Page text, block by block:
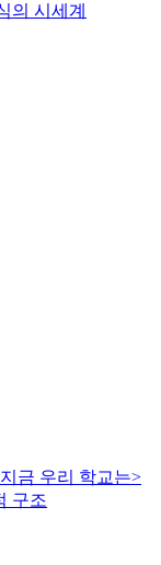
의 시세계
금 우리 학교는>
구조